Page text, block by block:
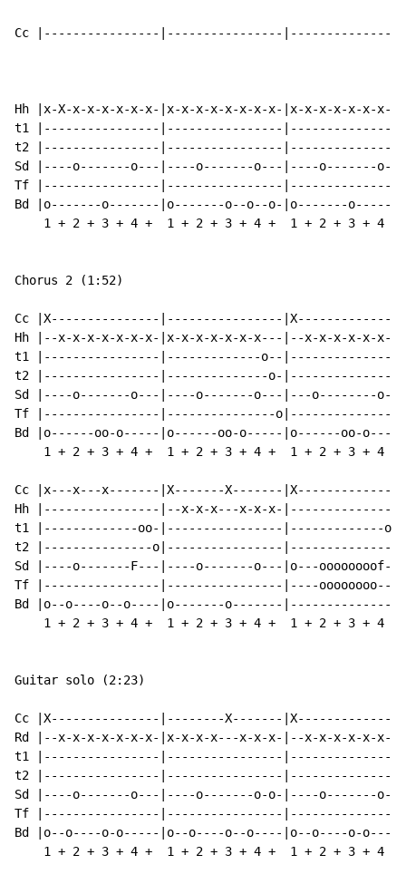
Cc |----------------|----------------|----------------
Hh |x-X-x-x-x-x-x-x-|x-x-x-x-x-x-x-x-|x-x-x-x-x-x-
t1 |----------------|----------------
t2 |----------------|----------------
Sd |----o-------o---|----o-------o---|----o-------
Tf |----------------|----------------
Bd |o-------o-------|o-------o--o--o-|o-------
1 + 2 + 3 + 4 +  1 + 2 + 3 + 4 +  1 + 2 + 3 + 4 +
Chorus 2 (1:52)
Cc |X---------------|----------------
Hh |--x-x-x-x-x-x-x-|x-x-x-x-x-x-x---|--x-x-x-x-x-x-
t1 |----------------|-------------o--
t2 |----------------|--------------o-
Sd |----o-------o---|----o-------o---|---o--------
Tf |----------------|---------------
Bd |o------oo-o-----|o------oo-o-----|o------oo-
1 + 2 + 3 + 4 +  1 + 2 + 3 + 4 +  1 + 2 + 3 + 4
Cc |x---x---x-------|X-------X-------
Hh |----------------|--x-x-x---x-x-x-
t1 |-------------oo-|----------------|-------------
t2 |---------------o|----------------|---------------
Sd |----o-------F---|----o-------o---|o---
Tf |----------------|----------------|----
Bd |o--o----o--o----|o-------o-------
    1 + 2 + 3 + 4 +  1 + 2 + 3 + 4 +  1 + 2 + 3 + 4 +
Guitar solo (2:23)
Cc |X---------------|--------X-------
Rd |--x-x-x-x-x-x-x-|x-x-x-x---x-x-x-|--x-x-x-x-x-x-
t1 |----------------|----------------
t2 |----------------|----------------
Sd |----o-------o---|----o-------o-o-|----o-------
Tf |----------------|----------------
Bd |o--o----o-o-----|o--o----o--o----|o--o----o-
1 + 2 + 3 + 4 +  1 + 2 + 3 + 4 +  1 + 2 + 3 + 4